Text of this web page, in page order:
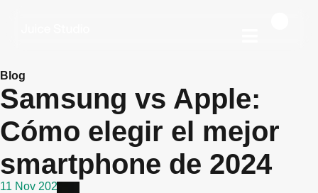
Blog
Samsung vs Apple:
Cómo elegir el mejor
smartphone de 2024
11 Nov 2024